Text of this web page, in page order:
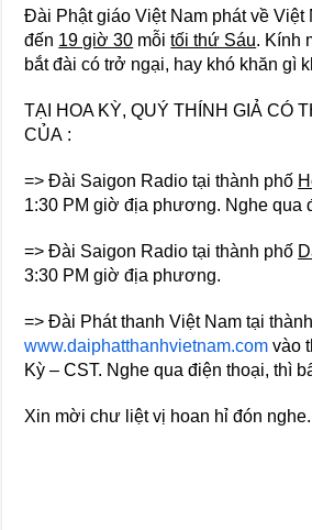
Đài Phật giáo Việt Nam phát về Việt
đến 19 giờ 30 mỗitối thứ Sáu. Kính
bắt đài có trở ngại, hay khó khăn gì
TẠI HOA KỲ, QUÝ THÍNH GIẢ CÓ
CỦA :
=> Đài Saigon Radio tại thành phố
1:30 PM giờ địa phương. Nghe qua
=> Đài Saigon Radio tại thành phố
3:30 PM giờ địa phương.
=> Đài Phát thanh Việt Nam tại
www.daiphatthanhvietnam.com vào
Kỳ – CST. Nghe qua điện thoại, thì
Xin mời chư liệt vị hoan hỉ đón nghe.